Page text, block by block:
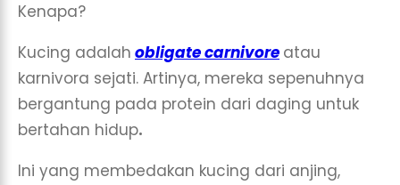
Kenapa?
Kucing adalah obligate carnivore atau
karnivora sejati. Artinya, mereka sepenuhnya
bergantung pada protein dari daging untuk
bertahan hidup.
Ini yang membedakan kucing dari anjing,